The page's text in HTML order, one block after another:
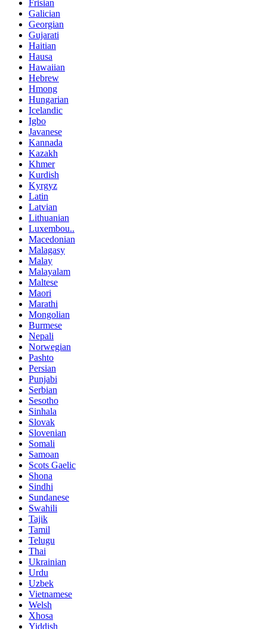
Frisian
Galician
Georgian
Gujarati
Haitian
Hausa
Hawaiian
Hebrew
Hmong
Hungarian
Icelandic
Igbo
Javanese
Kannada
Kazakh
Khmer
Kurdish
Kyrgyz
Latin
Latvian
Lithuanian
Luxembou..
Macedonian
Malagasy
Malay
Malayalam
Maltese
Maori
Marathi
Mongolian
Burmese
Nepali
Norwegian
Pashto
Persian
Punjabi
Serbian
Sesotho
Sinhala
Slovak
Slovenian
Somali
Samoan
Scots Gaelic
Shona
Sindhi
Sundanese
Swahili
Tajik
Tamil
Telugu
Thai
Ukrainian
Urdu
Uzbek
Vietnamese
Welsh
Xhosa
Yiddish